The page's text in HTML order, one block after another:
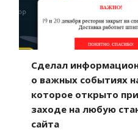
Сделал
о важных событиях
которое открыто
заходе на любую
сайта